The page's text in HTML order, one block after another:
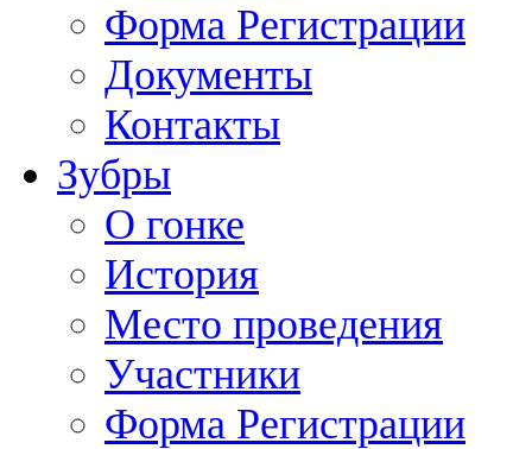
Форма Регистрации
Документы
Контакты
Зубры
О гонке
История
Место проведения
Участники
Форма Регистрации